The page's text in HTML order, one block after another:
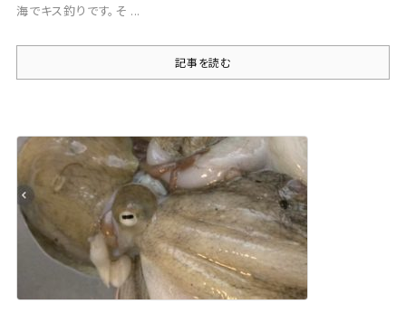
海でキス釣りです。そ ...
記事を読む